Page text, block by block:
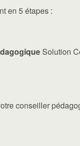
en 5 étapes :
Solution
conseiller